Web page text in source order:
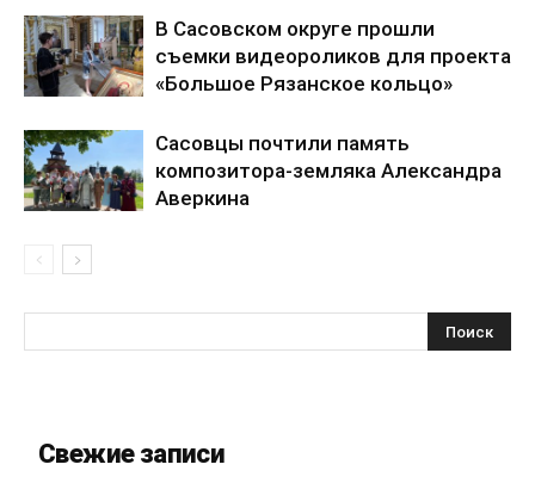
В Сасовском округе прошли
съемки видеороликов для проекта
«Большое Рязанское кольцо»
Сасовцы почтили память
композитора-земляка Александра
Аверкина
Свежие записи